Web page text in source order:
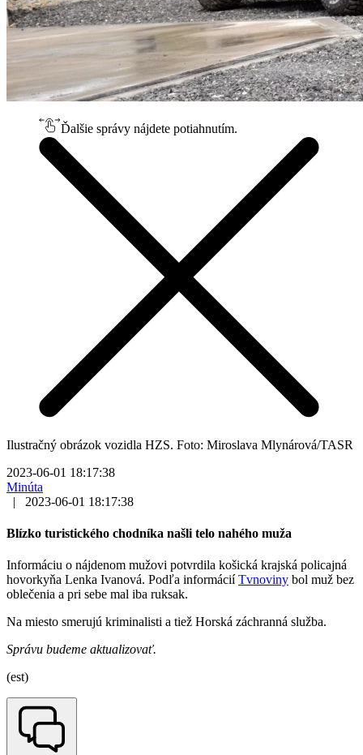
Ďalšie správy nájdete potiahnutím.
Ilustračný obrázok vozidla HZS. Foto: Miroslava Mlynárová/TASR
2023-06-01 18:17:38
Minúta
|
2023-06-01 18:17:38
Blízko turistického chodníka našli telo nahého muža
Informáciu o nájdenom mužovi potvrdila košická krajská policajná
hovorkyňa Lenka Ivanová. Podľa informáciíTvnoviny bol muž bez
oblečenia a pri sebe mal iba ruksak.
Na miesto smerujú kriminalisti a tiež Horská záchranná služba.
Správu budeme aktualizovať.
(est)